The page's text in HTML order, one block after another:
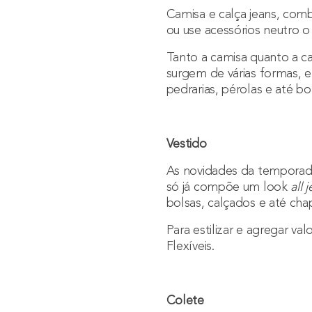
Camisa e calça jeans,
ou use acessórios neutro
Tanto a camisa quanto a
surgem de várias formas,
pedrarias, pérolas e até
Vestido
As novidades da
só já compõe um look all
bolsas, calçados e até
Para estilizar e agregar
Flexíveis.
Colete